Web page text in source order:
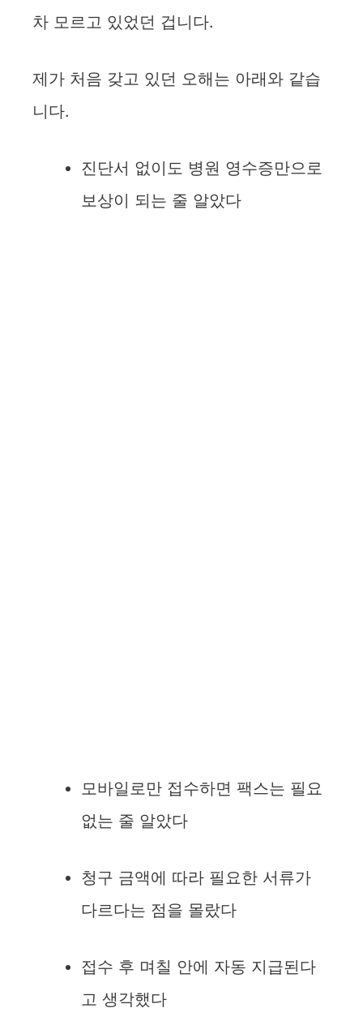
차 모르고 있었던 겁니다.
제가 처음 갖고 있던 오해는 아래와 같습
니다.
진단서 없이도 병원 영수증만으로
보상이 되는 줄 알았다
모바일로만 접수하면 팩스는 필요
없는 줄 알았다
청구 금액에 따라 필요한 서류가
다르다는 점을 몰랐다
접수 후 며칠 안에 자동 지급된다
고 생각했다